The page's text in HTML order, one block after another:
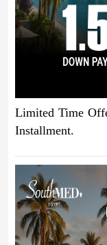
Limited Time
Installment.